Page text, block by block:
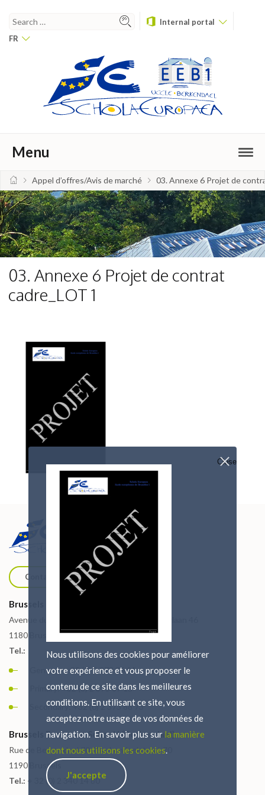
Internal portal
FR
Menu
Appel d’offres/Avis de marché 03. Annexe 6 Projet de
03. Annexe 6 Projet de contrat
cadre_LOT 1
Contact us
Brussels European School I (Uccle)
Avenue du Vert Chasseur 46 / Groene Jagerlaan 46
1180 Brussels
Tel.:
General: + 32 (0) 2 373 86 11
Primary: +32 (0) 2 373 87 15
Secondary: +32 (0) 2 373 88 73
Brussels European School I (Berkendael)
Rue de Berkendael 70 / Berkendaelstraat 70
1190 Brussels
Tel.: + 32 (0) 2 340 14 80
Nous utilisons des cookies pour améliorer
votre expérience et vous proposer le
contenu de ce site dans les meilleures
conditions. En utilisant ce site, vous
acceptez notre usage de vos données de
navigation. En savoir plus sur la manière
dont nous utilisons les cookies.
J'accepte
Close